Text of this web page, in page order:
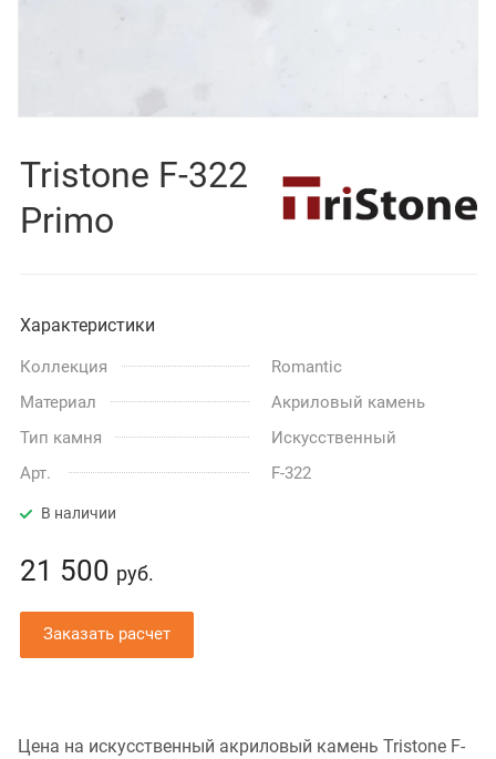
Tristone F-322
Primo
Характеристики
Коллекция
Romantic
Материал
Акриловый камень
Тип камня
Искусственный
Арт.
F-322
В наличии
21 500 руб.
Заказать расчет
Цена на искусственный акриловый камень Tristone F-